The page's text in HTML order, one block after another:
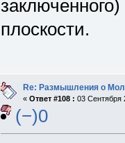
плоскости.
Re: Размышления о
« Ответ #108 : 03 Сентября
(−)0